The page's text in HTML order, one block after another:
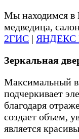
Мы находимся в
медведица,
2ГИС | ЯНДЕКС
Зеркальная
Максимальный
подчеркивает
благодаря
создает объем,
является